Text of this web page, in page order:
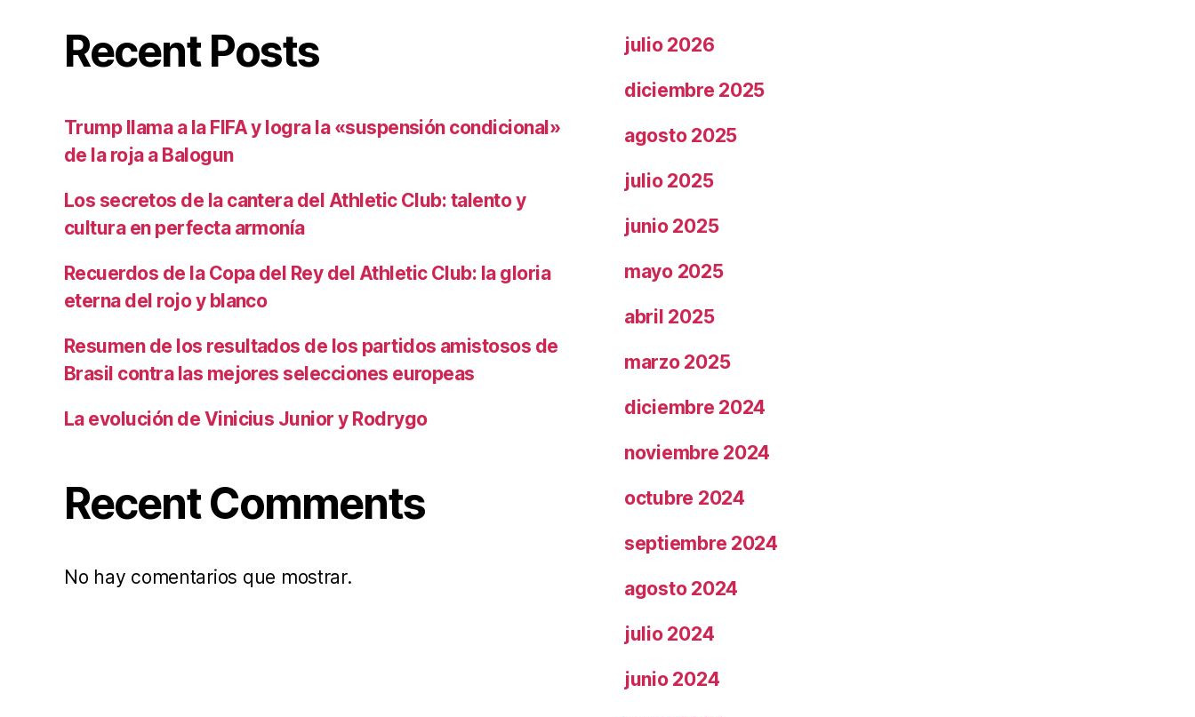
Recent Posts
Trump llama a la FIFA y logra la «suspensión condicional»
de la roja a Balogun
Los secretos de la cantera del Athletic Club: talento y
cultura en perfecta armonía
Recuerdos de la Copa del Rey del Athletic Club: la gloria
eterna del rojo y blanco
Resumen de los resultados de los partidos amistosos de
Brasil contra las mejores selecciones europeas
La evolución de Vinicius Junior y Rodrygo
Recent Comments
No hay comentarios que mostrar.
julio 2026
diciembre 2025
agosto 2025
julio 2025
junio 2025
mayo 2025
abril 2025
marzo 2025
diciembre 2024
noviembre 2024
octubre 2024
septiembre 2024
agosto 2024
julio 2024
junio 2024